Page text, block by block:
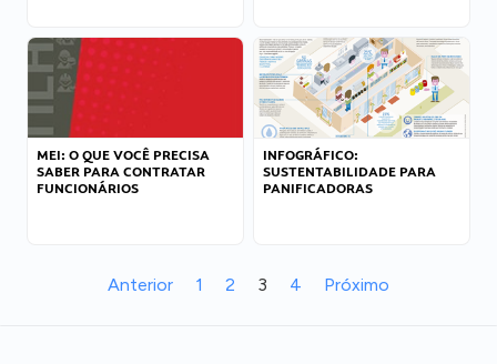
MEI: O QUE VOCÊ PRECISA
SABER PARA CONTRATAR
FUNCIONÁRIOS
INFOGRÁFICO:
SUSTENTABILIDADE PARA
PANIFICADORAS
Anterior 1 2 3 4 Próximo